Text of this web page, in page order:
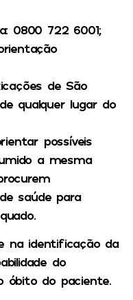
0800 722 6001;
de São
de qualquer lugar do
possíveis
a mesma
saúde para
na identificação da
do
óbito do paciente.